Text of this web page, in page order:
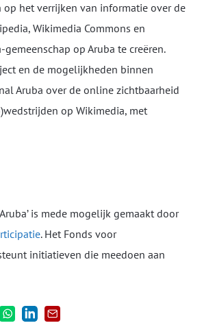
het verrijken van informatie over de
Wikimedia Commons en
op Aruba te creëren.
en de mogelijkheden binnen
Aruba over de online zichtbaarheid
op Wikimedia, met
is mede mogelijk gemaakt door
. Het Fonds voor
initiatieven die meedoen aan